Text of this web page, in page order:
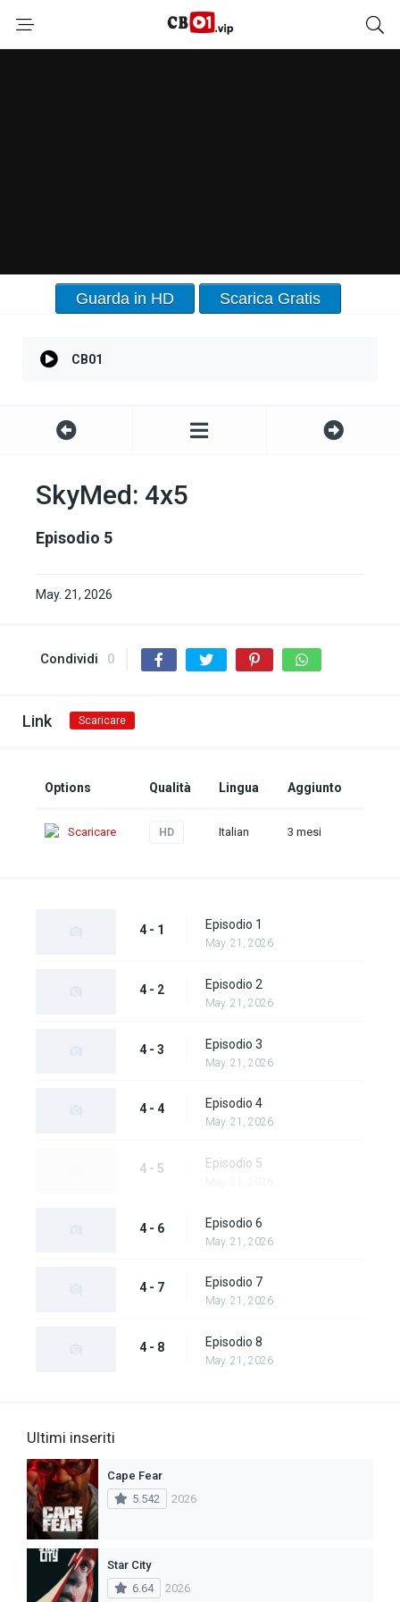
Guarda in HD Scarica Gratis
CB01
SkyMed: 4x5
Episodio 5
May. 21, 2026
Condividi 0
Link Scaricare
Options Qualità Lingua Aggiunto
Scaricare HD Italian 3 mesi
4 - 1 Episodio 1
May. 21, 2026
4 - 2 Episodio 2
May. 21, 2026
4 - 3 Episodio 3
May. 21, 2026
4 - 4 Episodio 4
May. 21, 2026
4 - 5 Episodio 5
4 - 6 Episodio 6
May. 21, 2026
4 - 7 Episodio 7
May. 21, 2026
4 - 8 Episodio 8
May. 21, 2026
Ultimi inseriti
Cape Fear
5.542
2026
Star City
6.64
2026